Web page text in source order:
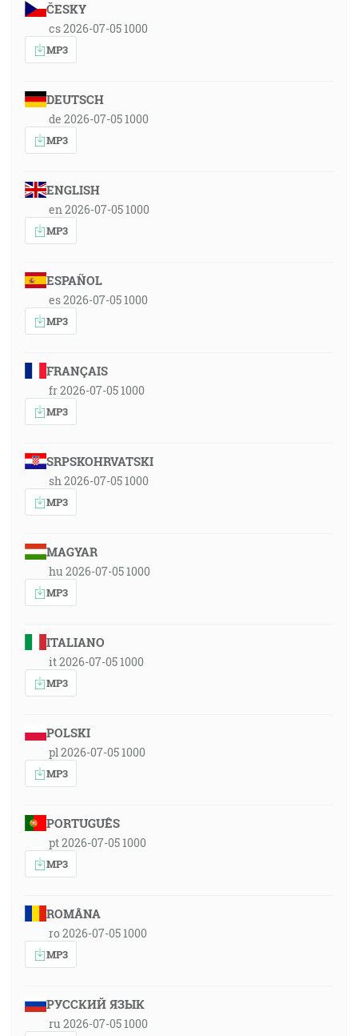
ČESKY
cs 2026-07-05 1000
MP3
DEUTSCH
de 2026-07-05 1000
MP3
ENGLISH
en 2026-07-05 1000
MP3
ESPAÑOL
es 2026-07-05 1000
MP3
FRANÇAIS
fr 2026-07-05 1000
MP3
SRPSKOHRVATSKI
sh 2026-07-05 1000
MP3
MAGYAR
hu 2026-07-05 1000
MP3
ITALIANO
it 2026-07-05 1000
MP3
POLSKI
pl 2026-07-05 1000
MP3
PORTUGUÊS
pt 2026-07-05 1000
MP3
ROMÂNA
ro 2026-07-05 1000
MP3
РУССКИЙ ЯЗЫК
ru 2026-07-05 1000